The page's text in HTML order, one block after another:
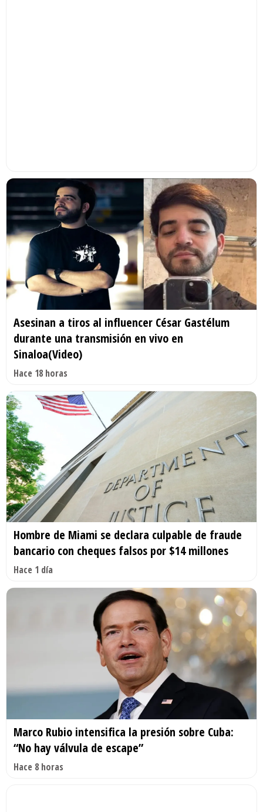
Asesinan a tiros al influencer César Gastélum
durante una transmisión en vivo en
Sinaloa(Video)
Hace 18 horas
Hombre de Miami se declara culpable de fraude
bancario con cheques falsos por $14 millones
Hace 1 día
Marco Rubio intensifica la presión sobre Cuba:
“No hay válvula de escape”
Hace 8 horas